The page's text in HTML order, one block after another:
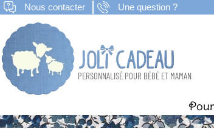
Nous contacter Une question ?
PERSONNALISÉ POUR BÉBÉ ET MAMAN